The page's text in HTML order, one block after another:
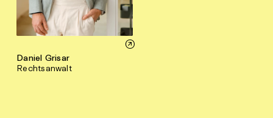
Daniel Grisar
Rechtsanwalt